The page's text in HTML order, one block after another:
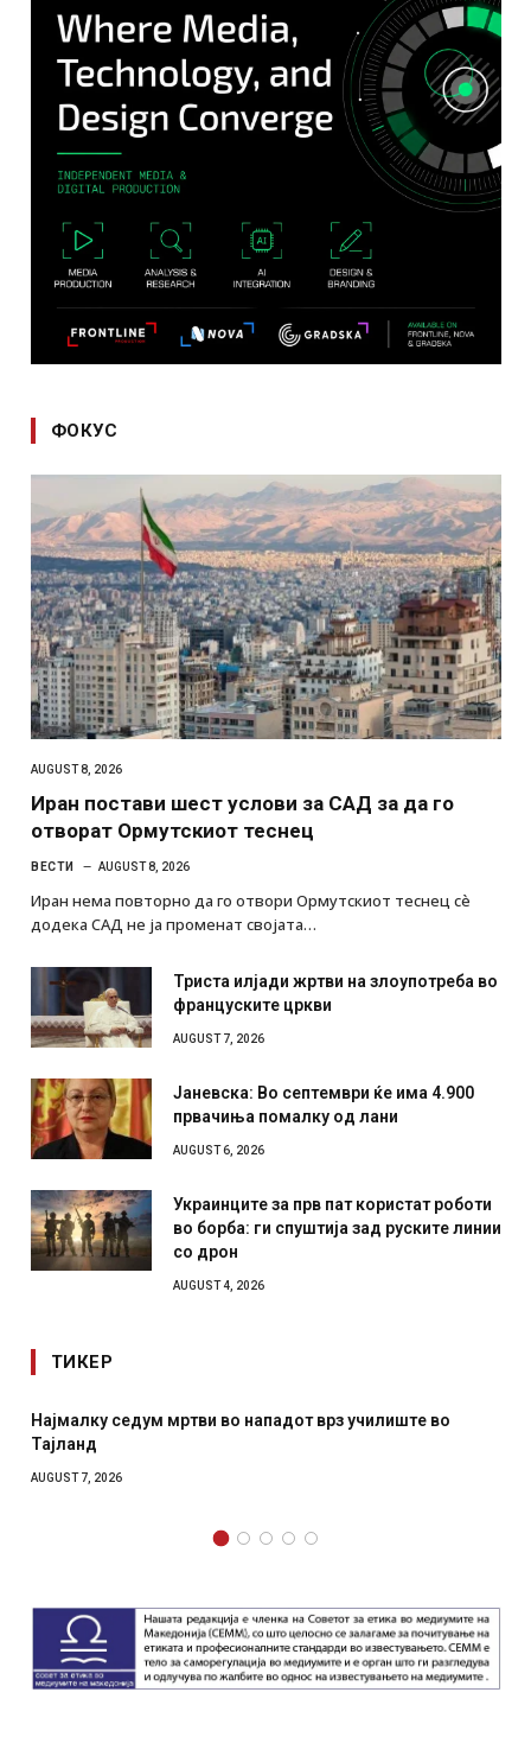
ФОКУС
AUGUST 8, 2026
Иран постави шест услови за САД за да го
отворат Ормутскиот теснец
ВЕСТИ AUGUST 8, 2026
Иран нема повторно да го отвори Ормутскиот теснец сè
додека САД не ја променат својата…
Триста илјади жртви на злоупотреба во
француските цркви
AUGUST 7, 2026
Јаневска: Во септември ќе има 4.900
првачиња помалку од лани
AUGUST 6, 2026
Украинците за прв пат користат роботи
во борба: ги спуштија зад руските линии
со дрон
AUGUST 4, 2026
ТИКЕР
мртви во нападот врз училиште во
СОЗИС: